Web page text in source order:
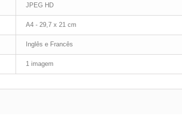
JPEG HD
A4 - 29,7 x 21 cm
Inglês e Francês
1 imagem